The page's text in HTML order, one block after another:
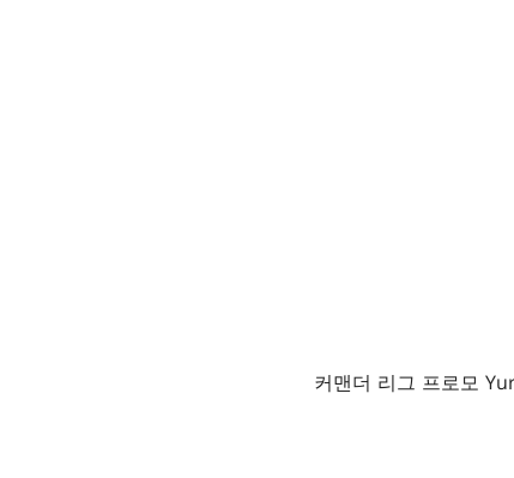
커맨더 리그 프로모